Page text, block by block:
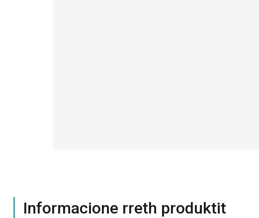
Informacione rreth produktit